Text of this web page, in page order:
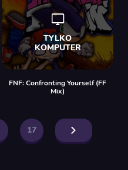
FNF: Confronting Yourself (FF
Mix)
17